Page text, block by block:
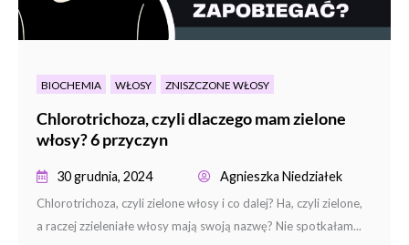
BIOCHEMIA WŁOSY ZNISZCZONE WŁOSY
Chlorotrichoza, czyli dlaczego mam zielone
włosy? 6 przyczyn
30 grudnia, 2024 Agnieszka Niedziałek
Chlorotrichoza, czyli zielone włosy i co dalej? Ha, czyli zielone,
a raczej zzieleniałe włosy mają swoją nazwę? Nie spotkałam...